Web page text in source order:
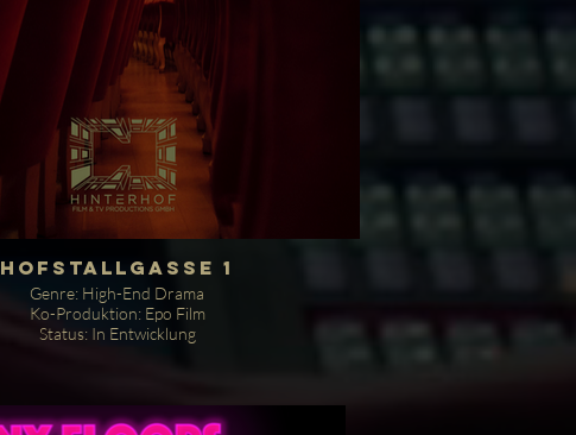
Hofstallgasse 1
Genre: High-End Drama
Ko-Produktion: Epo Film
Status: In Entwicklung